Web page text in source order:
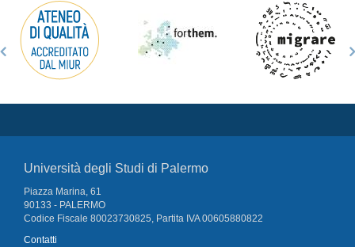
Università degli Studi di Palermo
Piazza Marina, 61
90133 - PALERMO
Codice Fiscale 80023730825, Partita IVA 00605880822
Contatti